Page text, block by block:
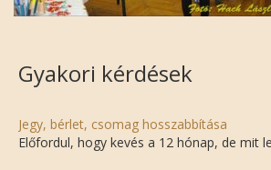
Gyakori kérdések
Jegy, bérlet, csomag hosszabbítása
Előfordul, hogy kevés a 12 hónap, de mit